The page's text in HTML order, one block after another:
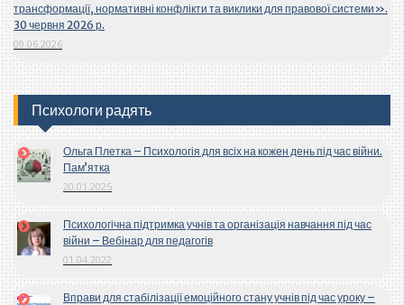
трансформації, нормативні конфлікти та виклики для правової системи».
30 червня 2026 р.
09.06.2026
Психологи радять
Ольга Плетка – Психологія для всіх на кожен день під час війни.
Пам’ятка
20.01.2025
Психологічна підтримка учнів та організація навчання під час
війни – Вебінар для педагогів
01.04.2022
Вправи для стабілізації емоційного стану учнів під час уроку –